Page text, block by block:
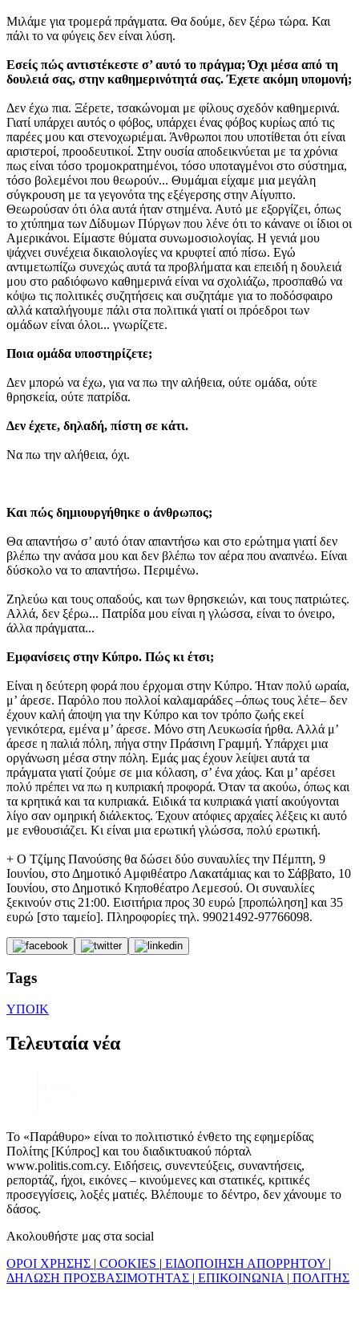
Μιλάμε για τρομερά πράγματα. Θα δούμε, δεν ξέρω τώρα. Και
πάλι το να φύγεις δεν είναι λύση.
Εσείς πώς αντιστέκεστε σ’ αυτό το πράγμα; Όχι μέσα από τη
δουλειά σας, στην καθημερινότητά σας. Έχετε ακόμη υπομονή;
Δεν έχω πια. Ξέρετε, τσακώνομαι με φίλους σχεδόν καθημερινά.
Γιατί υπάρχει αυτός ο φόβος, υπάρχει ένας φόβος κυρίως από τις
παρέες μου και στενοχωριέμαι. Άνθρωποι που υποτίθεται ότι είναι
αριστεροί, προοδευτικοί. Στην ουσία αποδεικνύεται με τα χρόνια
πως είναι τόσο τρομοκρατημένοι, τόσο υποταγμένοι στο σύστημα,
τόσο βολεμένοι που θεωρούν... Θυμάμαι είχαμε μια μεγάλη
σύγκρουση με τα γεγονότα της εξέγερσης στην Αίγυπτο.
Θεωρούσαν ότι όλα αυτά ήταν στημένα. Αυτό με εξοργίζει, όπως
το χτύπημα των Δίδυμων Πύργων που λένε ότι το κάνανε οι ίδιοι οι
Αμερικάνοι. Είμαστε θύματα συνωμοσιολογίας. Η γενιά μου
ψάχνει συνέχεια δικαιολογίες να κρυφτεί από πίσω. Εγώ
αντιμετωπίζω συνεχώς αυτά τα προβλήματα και επειδή η δουλειά
μου στο ραδιόφωνο καθημερινά είναι να σχολιάζω, προσπαθώ να
κόψω τις πολιτικές συζητήσεις και συζητάμε για το ποδόσφαιρο
αλλά καταλήγουμε πάλι στα πολιτικά γιατί οι πρόεδροι των
ομάδων είναι όλοι... γνωρίζετε.
Ποια ομάδα υποστηρίζετε;
Δεν μπορώ να έχω, για να πω την αλήθεια, ούτε ομάδα, ούτε
θρησκεία, ούτε πατρίδα.
Δεν έχετε, δηλαδή, πίστη σε κάτι.
Να πω την αλήθεια, όχι.
Και πώς δημιουργήθηκε ο άνθρωπος;
Θα απαντήσω σ’ αυτό όταν απαντήσω και στο ερώτημα γιατί δεν
βλέπω την ανάσα μου και δεν βλέπω τον αέρα που αναπνέω. Είναι
δύσκολο να το απαντήσω. Περιμένω.
Ζηλεύω και τους οπαδούς, και των θρησκειών, και τους πατριώτες.
Αλλά, δεν ξέρω... Πατρίδα μου είναι η γλώσσα, είναι το όνειρο,
άλλα πράγματα...
Εμφανίσεις στην Κύπρο. Πώς κι έτσι;
Είναι η δεύτερη φορά που έρχομαι στην Κύπρο. Ήταν πολύ ωραία,
μ’ άρεσε. Παρόλο που πολλοί καλαμαράδες –όπως τους λέτε– δεν
έχουν καλή άποψη για την Κύπρο και τον τρόπο ζωής εκεί
γενικότερα, εμένα μ’ άρεσε. Μόνο στη Λευκωσία ήρθα. Αλλά μ’
άρεσε η παλιά πόλη, πήγα στην Πράσινη Γραμμή. Υπάρχει μια
οργάνωση μέσα στην πόλη. Εμάς μας έχουν λείψει αυτά τα
πράγματα γιατί ζούμε σε μια κόλαση, σ’ ένα χάος. Και μ’ αρέσει
πολύ πρέπει να πω η κυπριακή προφορά. Όταν τα ακούω, όπως και
τα κρητικά και τα κυπριακά. Ειδικά τα κυπριακά γιατί ακούγονται
λίγο σαν ομηρική διάλεκτος. Έχουν ατόφιες αρχαίες λέξεις κι αυτό
με ενθουσιάζει. Κι είναι μια ερωτική γλώσσα, πολύ ερωτική.
+ Ο Τζίμης Πανούσης θα δώσει δύο συναυλίες την Πέμπτη, 9
Ιουνίου, στο Δημοτικό Αμφιθέατρο Λακατάμιας και το Σάββατο, 10
Ιουνίου, στο Δημοτικό Κηποθέατρο Λεμεσού. Οι συναυλίες
ξεκινούν στις 21:00. Εισιτήρια προς 30 ευρώ [προπώληση] και 35
ευρώ [στο ταμείο]. Πληροφορίες τηλ. 99021492-97766098.
Tags
ΥΠΟΙΚ
Τελευταία νέα
Το «Παράθυρο» είναι το πολιτιστικό ένθετο της εφημερίδας
Πολίτης [Κύπρος] και του διαδικτυακού πόρταλ
www.politis.com.cy. Ειδήσεις, συνεντεύξεις, συναντήσεις,
ρεπορτάζ, ήχοι, εικόνες – κινούμενες και στατικές, κριτικές
προσεγγίσεις, λοξές ματιές. Βλέπουμε το δέντρο, δεν χάνουμε το
δάσος.
Ακολουθήστε μας στα social
ΟΡΟΙ ΧΡΗΣΗΣ | COOKIES | ΕΙΔΟΠΟΙΗΣΗ ΑΠΟΡΡΗΤΟΥ |
ΔΗΛΩΣΗ ΠΡΟΣΒΑΣΙΜΟΤΗΤΑΣ | ΕΠΙΚΟΙΝΩΝΙΑ | ΠΟΛΙΤΗΣ